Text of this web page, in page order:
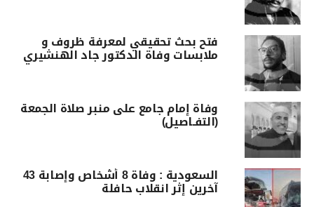
فتح بحث تحقيقي لمعرفة ظروف و
ملابسات وفاة الدكتور جاد الهنشيري
وفاة إمام جامع على منبر صلاة الجمعة
(التفـاصيل)
السعودية : وفاة 8 أشخاص وإصابة 43
آخرين إثر انقلاب حافلة